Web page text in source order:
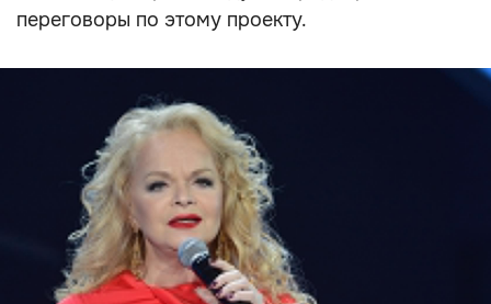
переговоры по этому проекту.